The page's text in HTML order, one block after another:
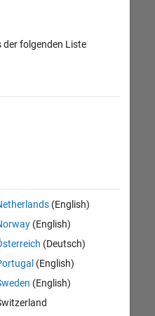
der folgenden Liste
(English)
(English)
(Deutsch)
(English)
(English)